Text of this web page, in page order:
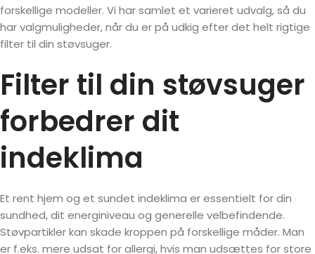
forskellige modeller. Vi har samlet et varieret udvalg, så du
har valgmuligheder, når du er på udkig efter det helt rigtige
filter til din støvsuger.
Filter til din støvsuger
forbedrer dit
indeklima
Et rent hjem og et sundet indeklima er essentielt for din
sundhed, dit energiniveau og generelle velbefindende.
Støvpartikler kan skade kroppen på forskellige måder. Man
er f.eks. mere udsat for allergi, hvis man udsættes for store